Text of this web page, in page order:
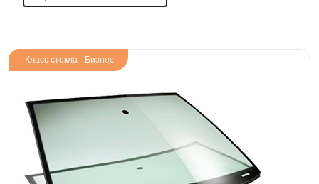
Класс стекла - Бизнес